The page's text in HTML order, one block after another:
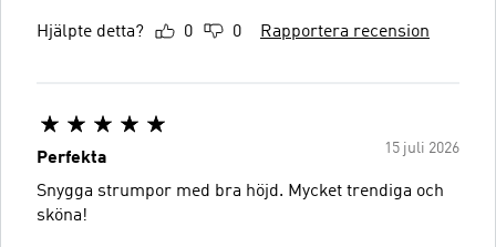
Hjälpte detta? 0 0 Rapportera recension
15 juli 2026
Perfekta
Snygga strumpor med bra höjd. Mycket trendiga och
sköna!